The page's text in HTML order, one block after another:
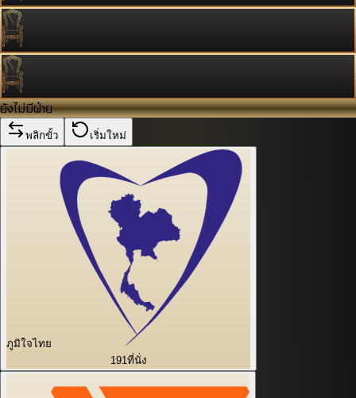
ยังไม่มีฝ่าย
พลิกขั้ว เริ่มใหม่
ภูมิใจไทย
191ที่นั่ง